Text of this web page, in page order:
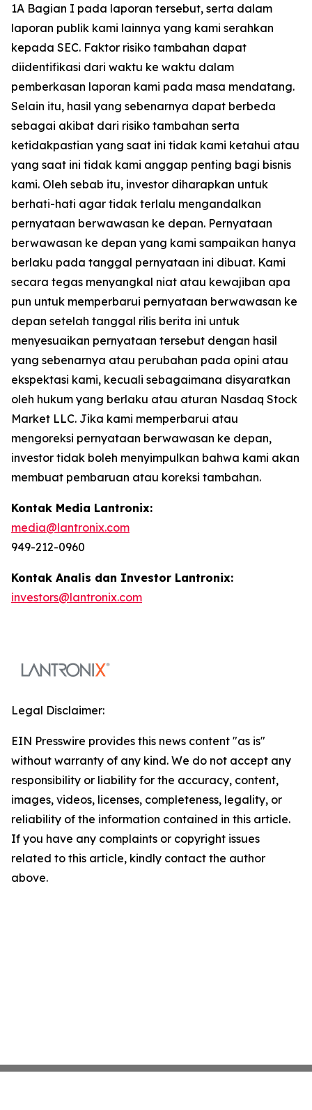
1A Bagian I pada laporan tersebut, serta dalam
laporan publik kami lainnya yang kami serahkan
kepada SEC. Faktor risiko tambahan dapat
diidentifikasi dari waktu ke waktu dalam
pemberkasan laporan kami pada masa mendatang.
Selain itu, hasil yang sebenarnya dapat berbeda
sebagai akibat dari risiko tambahan serta
ketidakpastian yang saat ini tidak kami ketahui atau
yang saat ini tidak kami anggap penting bagi bisnis
kami. Oleh sebab itu, investor diharapkan untuk
berhati-hati agar tidak terlalu mengandalkan
pernyataan berwawasan ke depan. Pernyataan
berwawasan ke depan yang kami sampaikan hanya
berlaku pada tanggal pernyataan ini dibuat. Kami
secara tegas menyangkal niat atau kewajiban apa
pun untuk memperbarui pernyataan berwawasan ke
depan setelah tanggal rilis berita ini untuk
menyesuaikan pernyataan tersebut dengan hasil
yang sebenarnya atau perubahan pada opini atau
ekspektasi kami, kecuali sebagaimana disyaratkan
oleh hukum yang berlaku atau aturan Nasdaq Stock
Market LLC. Jika kami memperbarui atau
mengoreksi pernyataan berwawasan ke depan,
investor tidak boleh menyimpulkan bahwa kami akan
membuat pembaruan atau koreksi tambahan.
Kontak Media Lantronix:
media@lantronix.com
949-212-0960
Kontak Analis dan Investor Lantronix:
investors@lantronix.com
Legal Disclaimer:
EIN Presswire provides this news content "as is"
without warranty of any kind. We do not accept any
responsibility or liability for the accuracy, content,
images, videos, licenses, completeness, legality, or
reliability of the information contained in this article.
If you have any complaints or copyright issues
related to this article, kindly contact the author
above.